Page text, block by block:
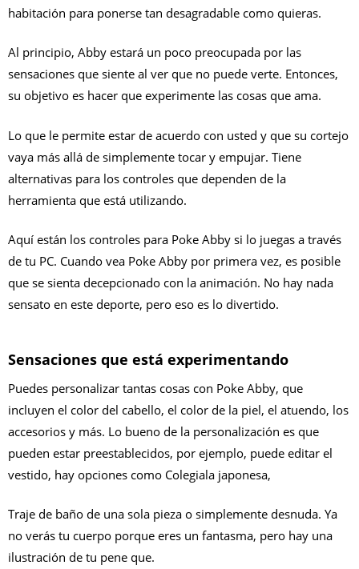
habitación para ponerse tan desagradable como quieras.
Al principio, Abby estará un poco preocupada por las
sensaciones que siente al ver que no puede verte. Entonces,
su objetivo es hacer que experimente las cosas que ama.
Lo que le permite estar de acuerdo con usted y que su cortejo
vaya más allá de simplemente tocar y empujar. Tiene
alternativas para los controles que dependen de la
herramienta que está utilizando.
Aquí están los controles para Poke Abby si lo juegas a través
de tu PC. Cuando vea Poke Abby por primera vez, es posible
que se sienta decepcionado con la animación. No hay nada
sensato en este deporte, pero eso es lo divertido.
Sensaciones que está experimentando
Puedes personalizar tantas cosas con Poke Abby, que
incluyen el color del cabello, el color de la piel, el atuendo, los
accesorios y más. Lo bueno de la personalización es que
pueden estar preestablecidos, por ejemplo, puede editar el
vestido, hay opciones como Colegiala japonesa,
Traje de baño de una sola pieza o simplemente desnuda. Ya
no verás tu cuerpo porque eres un fantasma, pero hay una
ilustración de tu pene que.